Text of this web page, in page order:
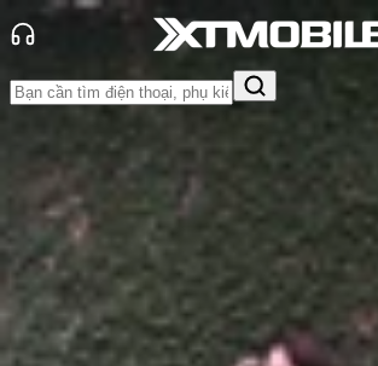
Tin tức
Tư vấn
Tin Mới
Đánh Giá - Trên Tay So Sánh
mãiThủ thuật Hỏi đáp App - Game
hàng - Sự kiện
Lộ diện loạt smartphone